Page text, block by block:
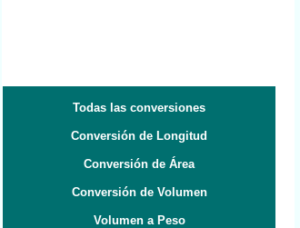
Todas las conversiones
Conversión de Longitud
Conversión de Área
Conversión de Volumen
Volumen a Peso